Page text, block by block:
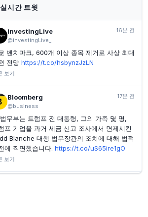
2분기 매출 52% 급증에도 불구하고 향후 전망
가 하락
2분기 실적 호조 및 EBITDA 가이던스 상향
Group, 2026년 2분기 실적, 기록적인 ERC로 어
프라이즈 달성
36분 전
년 2분기 예상치 하향 조정: 기업 성장률 9.3%로
36분 전
스 그룹 2026 회계연도 2분기 실적: 계획보다 앞당
마진 확대
실시간 트윗
investingLive
@investingLive_
16분 전
벤치마크, 600개 이상 종목 제거로 사상 최대
전망 https://t.co/hsbynzJzLN
보기
Bloomberg
@business
17분 전
무부는 트럼프 전 대통령, 그의 가족 몇 명,
프 기업을 과거 세금 신고 조사에서 면제시킨
Blanche 대행 법무장관의 조치에 대해 법적
에 직면했습니다. https://t.co/uS65ire1gO
보기